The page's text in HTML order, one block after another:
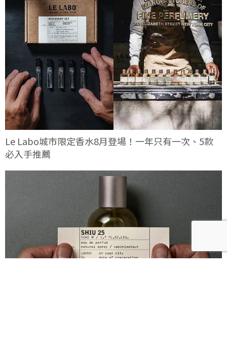
Le Labo城市限定香水8月登場！一年只有一次、5款
必入手推薦